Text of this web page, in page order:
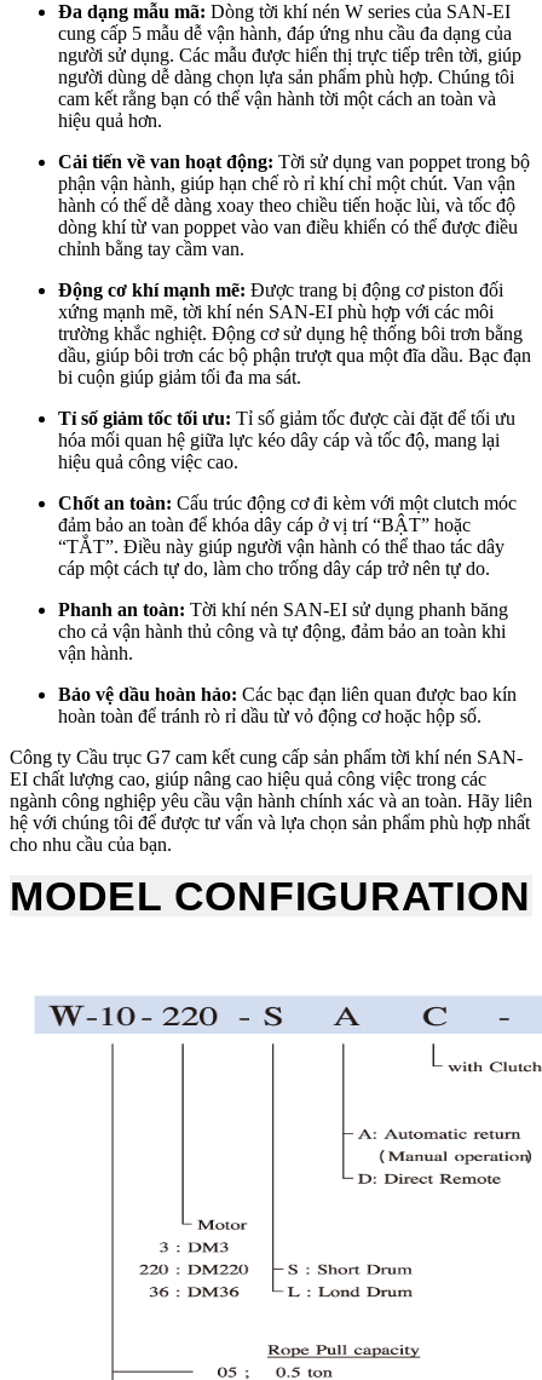
Đa dạng mẫu mã: Dòng tời khí nén W series của SAN-EI
cung cấp 5 mẫu dễ vận hành, đáp ứng nhu cầu đa dạng của
người sử dụng. Các mẫu được hiển thị trực tiếp trên tời, giúp
người dùng dễ dàng chọn lựa sản phẩm phù hợp. Chúng tôi
cam kết rằng bạn có thể vận hành tời một cách an toàn và
hiệu quả hơn.
Cải tiến về van hoạt động: Tời sử dụng van poppet trong bộ
phận vận hành, giúp hạn chế rò rỉ khí chỉ một chút. Van vận
hành có thể dễ dàng xoay theo chiều tiến hoặc lùi, và tốc độ
dòng khí từ van poppet vào van điều khiển có thể được điều
chỉnh bằng tay cầm van.
Động cơ khí mạnh mẽ: Được trang bị động cơ piston đối
xứng mạnh mẽ, tời khí nén SAN-EI phù hợp với các môi
trường khắc nghiệt. Động cơ sử dụng hệ thống bôi trơn bằng
dầu, giúp bôi trơn các bộ phận trượt qua một đĩa dầu. Bạc đạn
bi cuộn giúp giảm tối đa ma sát.
Tỉ số giảm tốc tối ưu: Tỉ số giảm tốc được cài đặt để tối ưu
hóa mối quan hệ giữa lực kéo dây cáp và tốc độ, mang lại
hiệu quả công việc cao.
Chốt an toàn: Cấu trúc động cơ đi kèm với một clutch móc
đảm bảo an toàn để khóa dây cáp ở vị trí “BẬT” hoặc
“TẮT”. Điều này giúp người vận hành có thể thao tác dây
cáp một cách tự do, làm cho trống dây cáp trở nên tự do.
Phanh an toàn: Tời khí nén SAN-EI sử dụng phanh băng
cho cả vận hành thủ công và tự động, đảm bảo an toàn khi
vận hành.
Bảo vệ dầu hoàn hảo: Các bạc đạn liên quan được bao kín
hoàn toàn để tránh rò rỉ dầu từ vỏ động cơ hoặc hộp số.
Công ty Cầu trục G7 cam kết cung cấp sản phẩm tời khí nén SAN-
EI chất lượng cao, giúp nâng cao hiệu quả công việc trong các
ngành công nghiệp yêu cầu vận hành chính xác và an toàn. Hãy liên
hệ với chúng tôi để được tư vấn và lựa chọn sản phẩm phù hợp nhất
cho nhu cầu của bạn.
MODEL CONFIGURATION